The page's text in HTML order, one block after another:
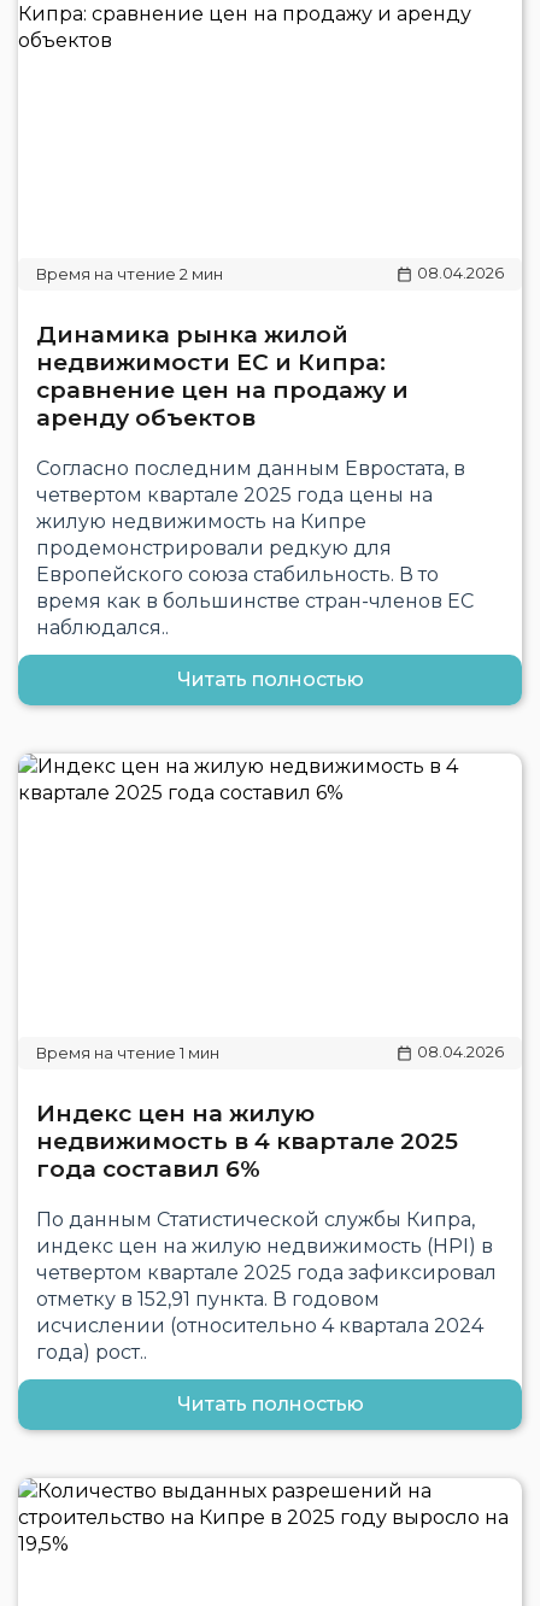
08.04.2026
Динамика рынка жилой
недвижимости ЕС и Кипра:
сравнение цен на продажу и
аренду объектов
Согласно последним данным Евростата, в
четвертом квартале 2025 года цены на
жилую недвижимость на Кипре
продемонстрировали редкую для
Европейского союза стабильность. В то
время как в большинстве стран-членов ЕС
наблюдался..
Читать полностью
08.04.2026
Индекс цен на жилую
недвижимость в 4 квартале 2025
года составил 6%
По данным Статистической службы Кипра,
индекс цен на жилую недвижимость (HPI) в
четвертом квартале 2025 года зафиксировал
отметку в 152,91 пункта. В годовом
исчислении (относительно 4 квартала 2024
года) рост..
Читать полностью